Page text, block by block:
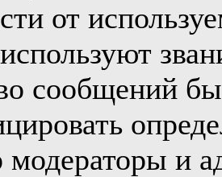
от
сообщений
модераторы и